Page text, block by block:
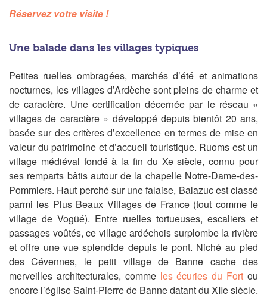
Réservez votre visite !
Une balade dans les villages typiques
Petites ruelles ombragées, marchés d’été et animations
nocturnes, les villages d’Ardèche sont pleins de charme et
de caractère. Une certification décernée par le réseau «
villages de caractère » développé depuis bientôt 20 ans,
basée sur des critères d’excellence en termes de mise en
valeur du patrimoine et d’accueil touristique. Ruoms est un
village médiéval fondé à la fin du Xe siècle, connu pour
ses remparts bâtis autour de la chapelle Notre-Dame-des-
Pommiers. Haut perché sur une falaise, Balazuc est classé
parmi les Plus Beaux Villages de France (tout comme le
village de Vogüé). Entre ruelles tortueuses, escaliers et
passages voûtés, ce village ardéchois surplombe la rivière
et offre une vue splendide depuis le pont. Niché au pied
des Cévennes, le petit village de Banne cache des
merveilles architecturales, comme les écuries du Fort ou
encore l’église Saint-Pierre de Banne datant du XIIe siècle.